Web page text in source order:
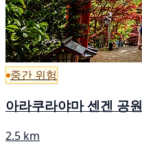
중간 위험
아라쿠라야마 센겐 공원
2.5 km